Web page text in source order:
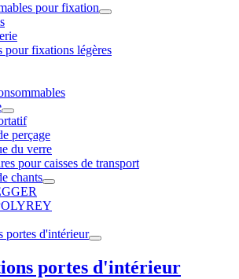
pour fixation
pour fixations légères
perçage
du verre
pour caisses de transport
chants
portes d'intérieur
portes d'intérieur